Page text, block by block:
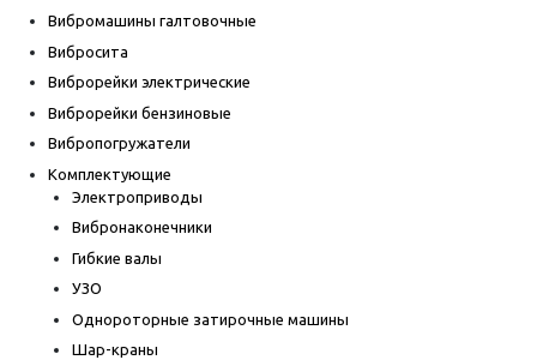
Вибромашины галтовочные
Вибросита
Виброрейки электрические
Виброрейки бензиновые
Вибропогружатели
Комплектующие
Электроприводы
Вибронаконечники
Гибкие валы
УЗО
Однороторные затирочные машины
Шар-краны